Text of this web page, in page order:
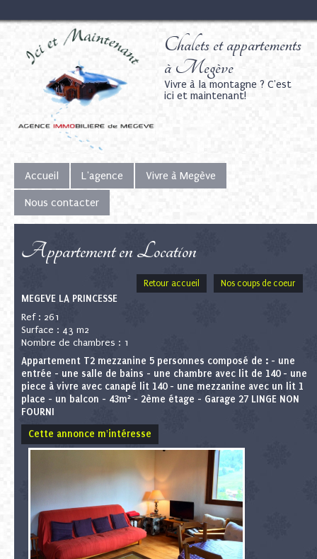
Chalets et appartements
à Megève
Vivre à la montagne ? C'est
ici et maintenant!
Accueil L'agence Vivre à Megève
Nous contacter
Appartement en Location
Retour accueil Nos coups de coeur
MEGEVE LA PRINCESSE
Ref : 261
Surface : 43 m2
Nombre de chambres : 1
Appartement T2 mezzanine 5 personnes composé de : - une
entrée - une salle de bains - une chambre avec lit de 140 - une
piece à vivre avec canapé lit 140 - une mezzanine avec un lit 1
place - un balcon - 43m² - 2ème étage - Garage 27 LINGE NON
FOURNI
Cette annonce m'intéresse